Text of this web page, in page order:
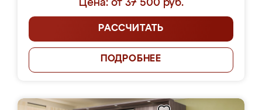
Цена: от 37 500 руб.
РАССЧИТАТЬ
ПОДРОБНЕЕ